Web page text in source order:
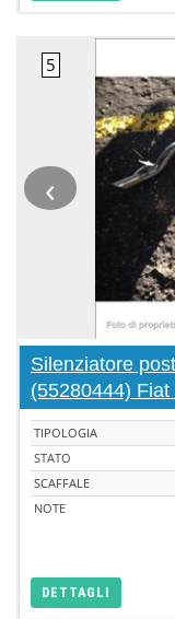
‹
Silenziatore
(55280444)
TIPOLOGIA
STATO
SCAFFALE
NOTE
DETTAGLI